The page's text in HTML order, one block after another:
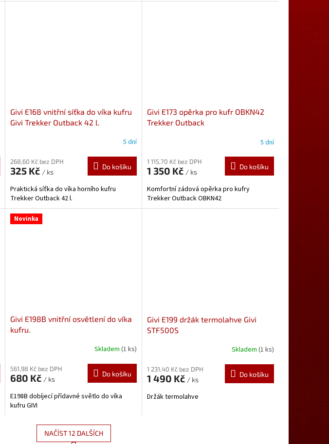
Givi E168 vnitřní síťka do víka kufru
Givi Trekker Outback 42 l.
5 dní
268,60 Kč bez DPH
325 Kč / ks
Do košíku
Praktická síťka do víka horního kufru
Trekker Outback 42 l.
Givi E173 opěrka pro kufr OBKN42
Trekker Outback
5 dní
1 115,70 Kč bez DPH
1 350 Kč / ks
Do košíku
Komfortní zádová opěrka pro kufry
Trekker Outback OBKN42
Novinka
Givi E198B vnitřní osvětlení do víka
kufru.
Skladem (1 ks)
561,98 Kč bez DPH
680 Kč / ks
Do košíku
E198B dobíjecí přídavné světlo do víka
kufru GIVI
Givi E199 držák termolahve Givi
STF500S
Skladem (1 ks)
1 231,40 Kč bez DPH
1 490 Kč / ks
Do košíku
Držák termolahve
NAČÍST 12 DALŠÍCH